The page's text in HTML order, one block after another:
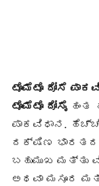
ಟೊಮೆಟೊ ದೋಸೆ
ಟೊಮೆಟೊ ದೋಸೈಹಂತ
ಪಾಕವಿಧಾನ.
ದಕ್ಷಿಣ ಭಾರತದ
ಬಹುಮುಖ ಮತ್ತು
ಅಥವಾ ಮಸೂರ